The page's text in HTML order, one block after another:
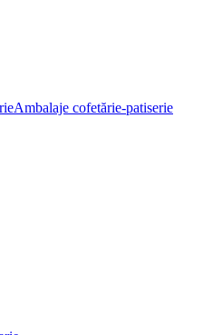
Ambalaje cofetărie-patiserie